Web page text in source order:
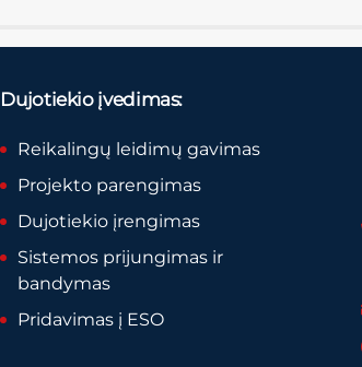
Dujotiekio įvedimas:
Reikalingų leidimų gavimas
Projekto parengimas
Dujotiekio įrengimas
Sistemos prijungimas ir
bandymas
Pridavimas į ESO